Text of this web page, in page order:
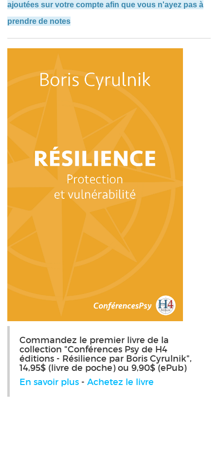
ajoutées sur votre compte afin que vous n'ayez pas à
prendre de notes
Commandez le premier livre de la
collection "Conférences Psy de H4
éditions - Résilience par Boris Cyrulnik",
14,95$ (livre de poche) ou 9,90$ (ePub)
En savoir plus - Achetez le livre